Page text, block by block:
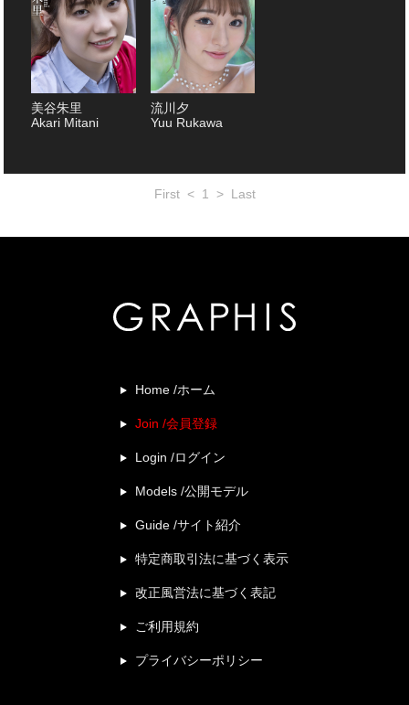
美谷朱里
Akari Mitani
流川夕
Yuu Rukawa
First < 1 > Last
Home /ホーム
Join /会員登録
Login /ログイン
Models /公開モデル
Guide /サイト紹介
特定商取引法に基づく表示
改正風営法に基づく表記
ご利用規約
プライバシーポリシー